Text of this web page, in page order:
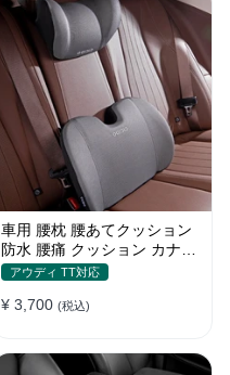
車用 腰枕 腰あてクッション
防水 腰痛 クッション カナロ
ア ドライブ 腰当て 腰痛対策
ト
アウディ TT対応
¥ 3,700 (税込)